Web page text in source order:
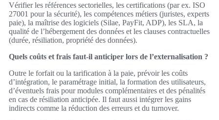
Vérifier les références sectorielles, les certifications (par ex. ISO
27001 pour la sécurité), les compétences métiers (juristes, experts
paie), la maîtrise des logiciels (Silae, PayFit, ADP), les SLA, la
qualité de l’hébergement des données et les clauses contractuelles
(durée, résiliation, propriété des données).
Quels coûts et frais faut-il anticiper lors de l’externalisation ?
Outre le forfait ou la tarification à la paie, prévoir les coûts
d’intégration, le paramétrage initial, la formation des utilisateurs,
d’éventuels frais pour modules complémentaires et des pénalités
en cas de résiliation anticipée. Il faut aussi intégrer les gains
indirects comme la réduction des erreurs et du turnover.